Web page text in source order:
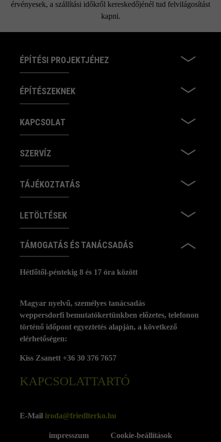
érvényesek, a szállítási időkről kereskedőjénél tud felvilágosítást
kapni.
ÉPÍTÉSI PROJEKTJÉHEZ
ÉPÍTÉSZEKNEK
KAPCSOLAT
SZERVÍZ
TÁJÉKOZTATÁS
LETÖLTÉSEK
TÁMOGATÁS ÉS TANÁCSADÁS
Hétfőtől-péntekig 8 és 17 óra között
KAPCSOLATTARTÓ
Magyar nyelvű, személyes tanácsadás
weppersdorfi bemutatókertünkben előzetes, telefonon
történő időpont egyeztetés alapján, a következő
elérhetőségen:
Kiss Zsanett +36 30 376 7657
E-Mail iroda@friedlterko.hu
impresszum Cookie-beállítások